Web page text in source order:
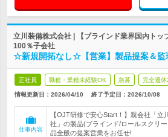
立川装備株式会社 | 【ブラインド業界国内ト
100％子会社
☆新規開拓なし☆【営業】製品提案＆
正社員 職種・業種未経験OK 急募 完全週休
情報更新日：2026/04/10 終了予定日： 2026/10/08
仕事内容
【OJT研修で安心Start！】親会社「立
社」の製品(ブラインド/ロールスクリ
品全般の提案営業をお任せ!